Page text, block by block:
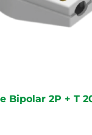
Bipolar 2P + T